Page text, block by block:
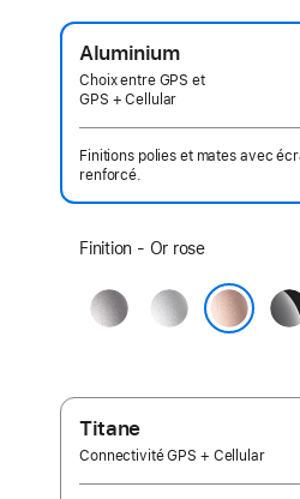
Aluminium
Choix entre GPS et
GPS + Cellular
Finitions polies et mates avec
renforcé.
Choisissez
finition:
Finition - Or rose
Gris
sidéral
Argent
de
Titane
Connectivité GPS + Cellular